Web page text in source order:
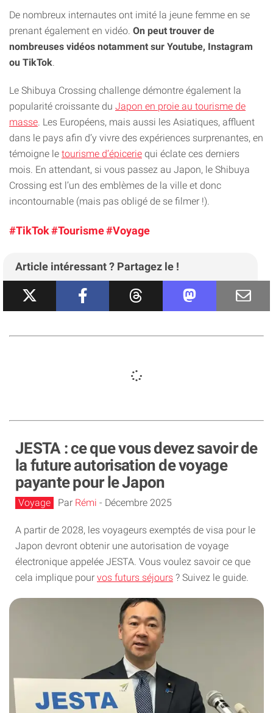
De nombreux internautes ont imité la jeune femme en se
prenant également en vidéo. On peut trouver de
nombreuses vidéos notamment sur Youtube, Instagram
ou TikTok.
Le Shibuya Crossing challenge démontre également la
popularité croissante du Japon en proie au tourisme de
masse. Les Européens, mais aussi les Asiatiques, affluent
dans le pays afin d’y vivre des expériences surprenantes, en
témoigne le tourisme d’épicerie qui éclate ces derniers
mois. En attendant, si vous passez au Japon, le Shibuya
Crossing est l’un des emblèmes de la ville et donc
incontournable (mais pas obligé de se filmer !).
#TikTok#Tourisme#Voyage
Article intéressant ? Partagez le !
JESTA : ce que vous devez savoir de
la future autorisation de voyage
payante pour le Japon
Voyage Par Rémi - Décembre 2025
A partir de 2028, les voyageurs exemptés de visa pour le
Japon devront obtenir une autorisation de voyage
électronique appelée JESTA. Vous voulez savoir ce que
cela implique pour vos futurs séjours ? Suivez le guide.